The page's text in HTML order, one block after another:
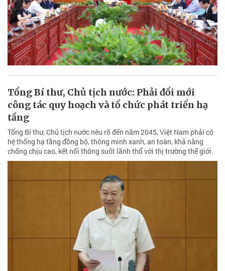
Tổng Bí thư, Chủ tịch nước: Phải đổi mới
công tác quy hoạch và tổ chức phát triển hạ
tầng
Tổng Bí thư, Chủ tịch nước nêu rõ đến năm 2045, Việt Nam phải có
hệ thống hạ tầng đồng bộ, thông minh xanh, an toàn, khả năng
chống chịu cao, kết nối thông suốt lãnh thổ với thị trường thế giới.